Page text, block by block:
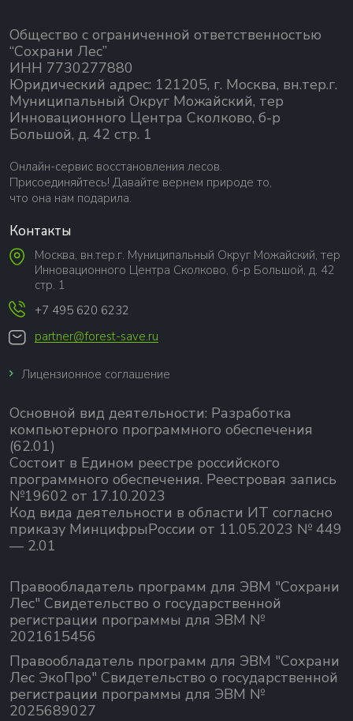
Общество с ограниченной ответственностью
“Сохрани Лес”
ИНН 7730277880
Юридический адрес: 121205, г. Москва, вн.тер.г.
Муниципальный Округ Можайский, тер
Инновационного Центра Сколково, б-р
Большой, д. 42 стр. 1
Онлайн-сервис восстановления лесов.
Присоединяйтесь! Давайте вернем природе то,
что она нам подарила.
Контакты
Москва, вн.тер.г. Муниципальный Округ Можайский, тер
Инновационного Центра Сколково, б-р Большой, д. 42
стр. 1
+7 495 620 6232
partner@forest-save.ru
Лицензионное соглашение
Основной вид деятельности: Разработка
компьютерного программного обеспечения
(62.01)
Состоит в Едином реестре российского
программного обеспечения. Реестровая запись
№19602 от 17.10.2023
Код вида деятельности в области ИТ согласно
приказу МинцифрыРоссии от 11.05.2023 № 449
— 2.01
Правообладатель программ для ЭВМ "Сохрани
Лес" Свидетельство о государственной
регистрации программы для ЭВМ №
2021615456
Правообладатель программ для ЭВМ "Сохрани
Лес ЭкоПро" Свидетельство о государственной
регистрации программы для ЭВМ №
2025689027